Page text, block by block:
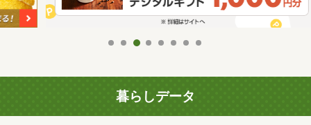
暮らしデータ